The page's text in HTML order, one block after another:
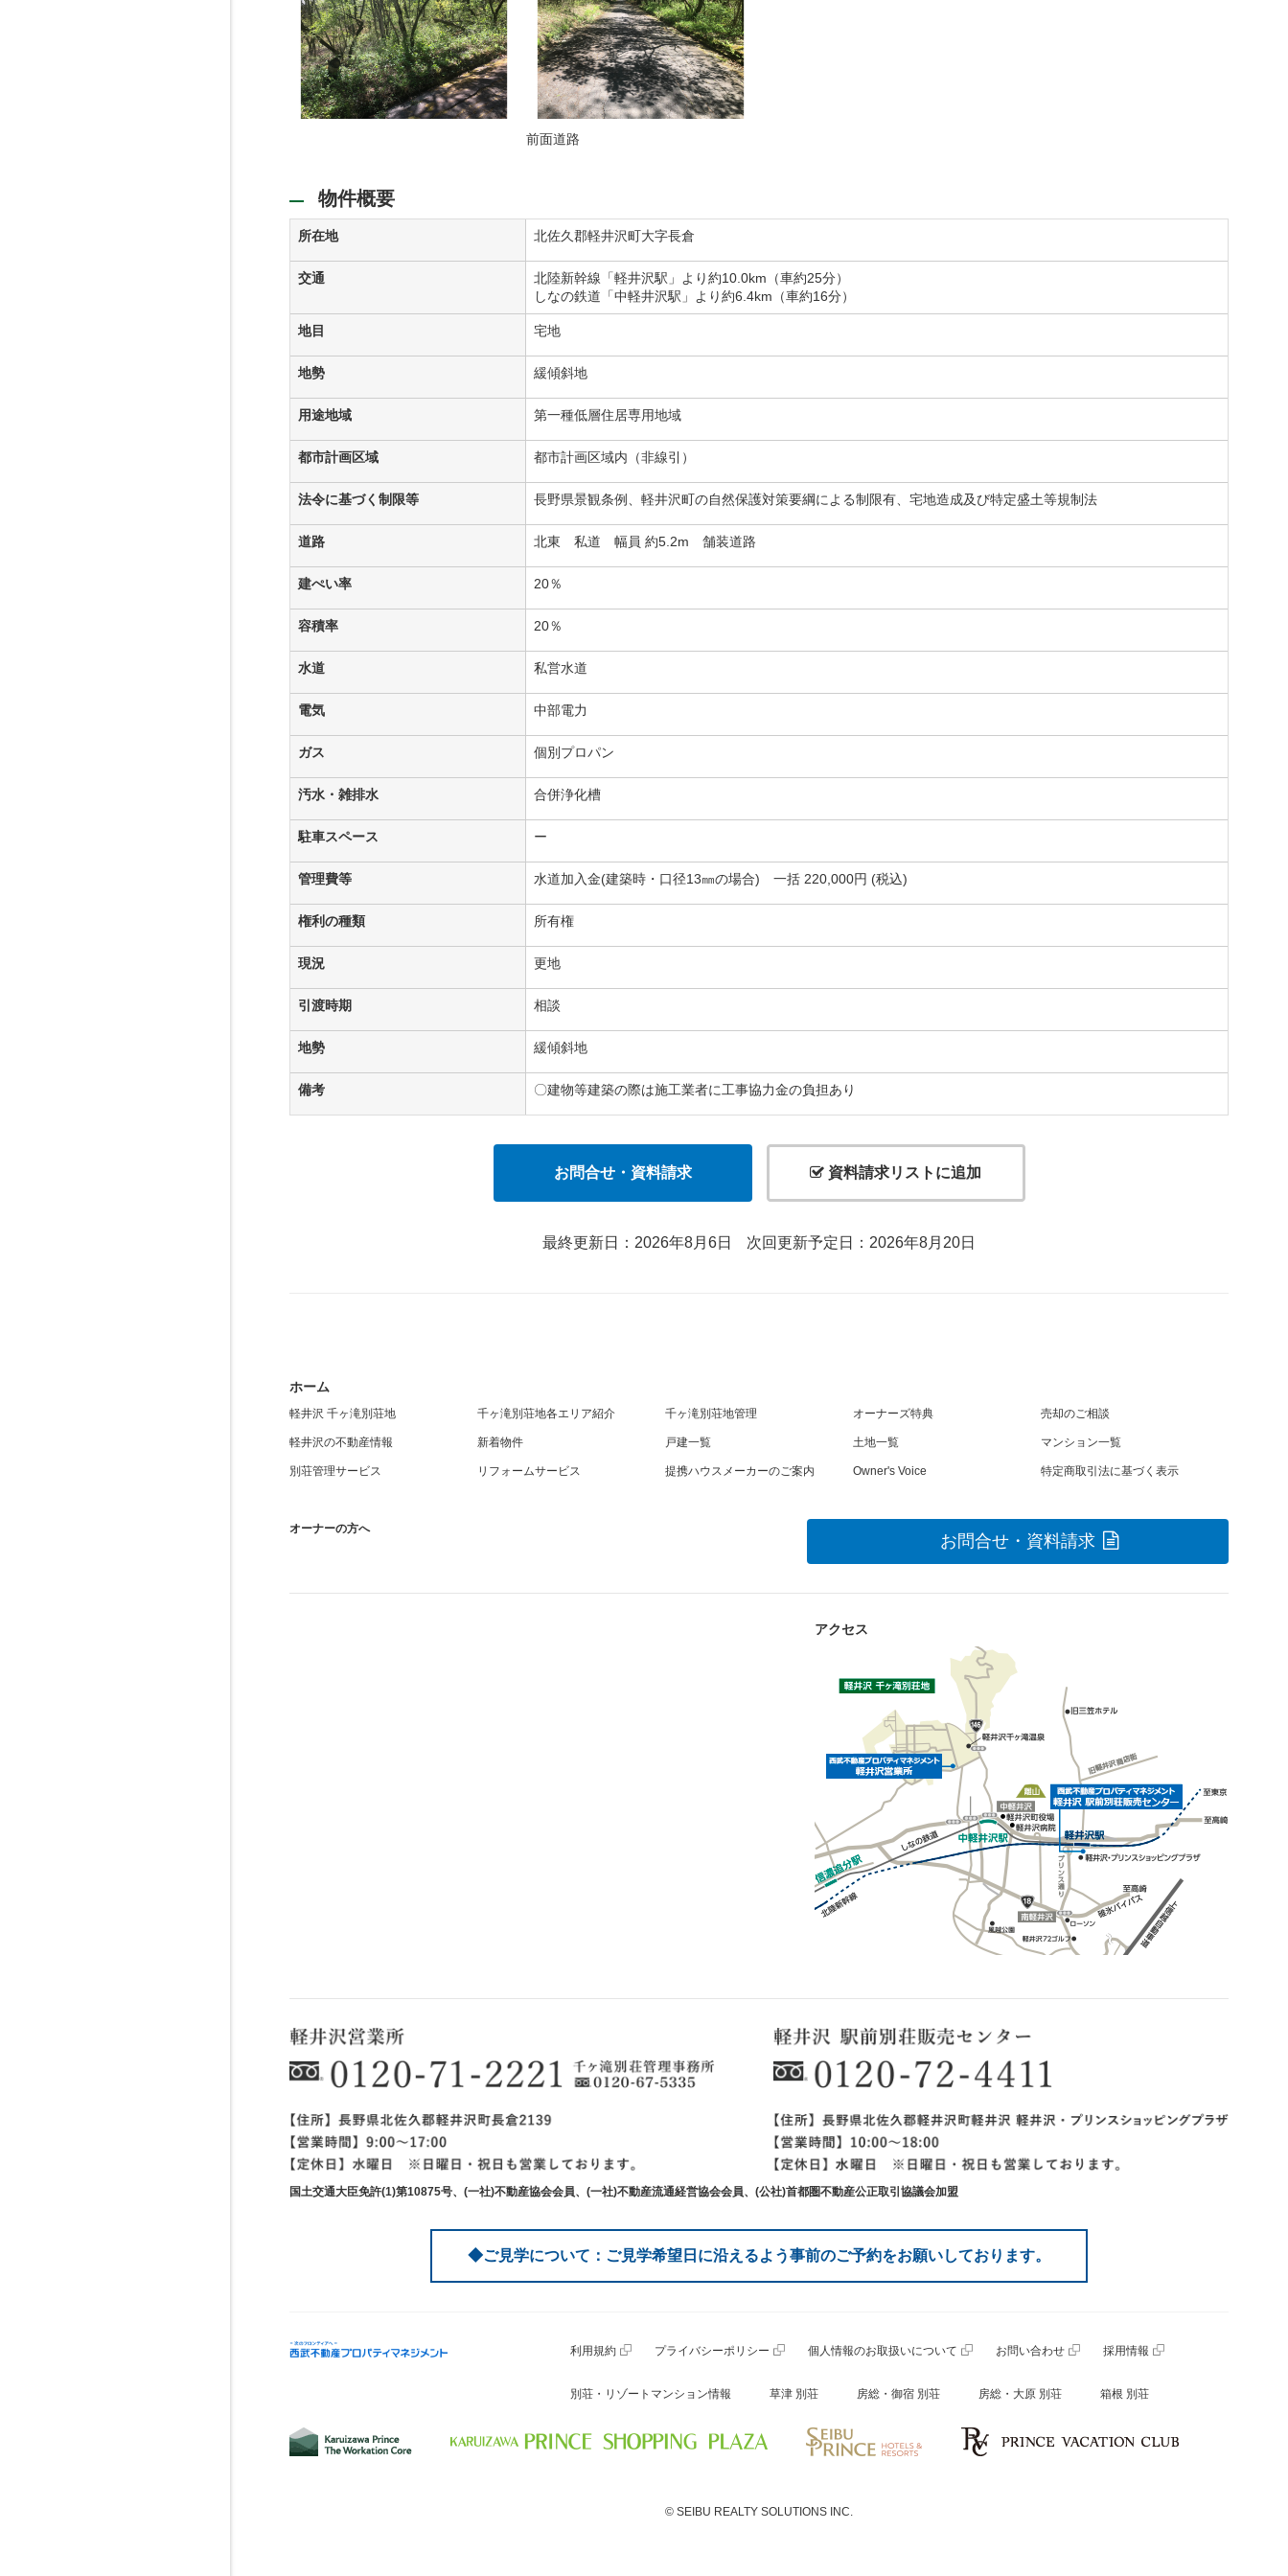
前面道路
物件概要
所在地 北佐久郡軽井沢町大字長倉
交通
北陸新幹線「軽井沢駅」より約10.0km（車約25分）
しなの鉄道「中軽井沢駅」より約6.4km（車約16分）
地目 宅地
地勢 緩傾斜地
用途地域 第一種低層住居専用地域
都市計画区域 都市計画区域内（非線引）
法令に基づく制限等 長野県景観条例、軽井沢町の自然保護対策要綱による制限有、宅地造成及び特定盛土等規制法
道路 北東 私道 幅員 約5.2m 舗装道路
建ぺい率 20％
容積率 20％
水道 私営水道
電気 中部電力
ガス 個別プロパン
汚水・雑排水 合併浄化槽
駐車スペース ー
管理費等 水道加入金(建築時・口径13㎜の場合) 一括 220,000円 (税込)
権利の種類 所有権
現況 更地
引渡時期 相談
地勢 緩傾斜地
備考 〇建物等建築の際は施工業者に工事協力金の負担あり
お問合せ・資料請求 資料請求リストに追加
最終更新日：2026年8月6日 次回更新予定日：2026年8月20日
ホーム
軽井沢 千ヶ滝別荘地 千ヶ滝別荘地各エリア紹介 千ヶ滝別荘地管理 オーナーズ特典 売却のご相談
軽井沢の不動産情報 新着物件 戸建一覧 土地一覧 マンション一覧
別荘管理サービス リフォームサービス 提携ハウスメーカーのご案内 Owner's Voice 特定商取引法に基づく表示
オーナーの方へ
お問合せ・資料請求
アクセス
国土交通大臣免許(1)第10875号、(一社)不動産協会会員、(一社)不動産流通経営協会会員、(公社)首都圏不動産公正取引協議会加盟
◆ご見学について：ご見学希望日に沿えるよう事前のご予約をお願いしております。
利用規約 プライバシーポリシー 個人情報のお取扱いについて お問い合わせ 採用情報
別荘・リゾートマンション情報 草津 別荘 房総・御宿 別荘 房総・大原 別荘 箱根 別荘
© SEIBU REALTY SOLUTIONS INC.